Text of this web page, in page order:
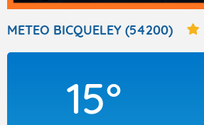
Articles
METEO BICQUELEY (54200)
15°